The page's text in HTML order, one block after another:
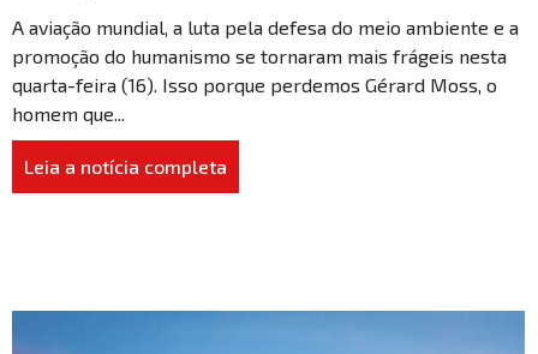
A aviação mundial, a luta pela defesa do meio ambiente e a
promoção do humanismo se tornaram mais frágeis nesta
quarta-feira (16). Isso porque perdemos Gérard Moss, o
homem que...
Leia a notícia completa